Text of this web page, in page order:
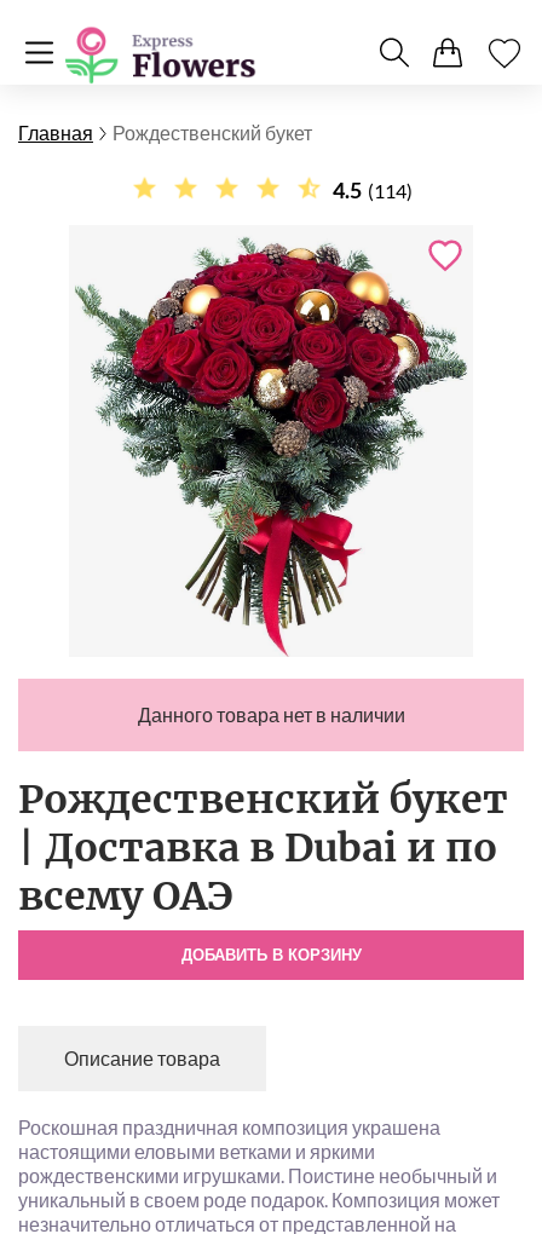
Главная Рождественский букет
4.5 (114)
Данного товара нет в наличии
Рождественский букет
| Доставка в Dubai и по
всему ОАЭ
ДОБАВИТЬ В КОРЗИНУ
Описание товара
Роскошная праздничная композиция украшена
настоящими еловыми ветками и яркими
рождественскими игрушками. Поистине необычный и
уникальный в своем роде подарок. Композиция может
незначительно отличаться от представленной на